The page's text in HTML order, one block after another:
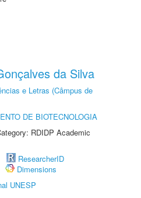
da Silva
e Letras (Câmpus de
DE BIOTECNOLOGIA
RDIDP Academic
ResearcherID
Dimensions
UNESP